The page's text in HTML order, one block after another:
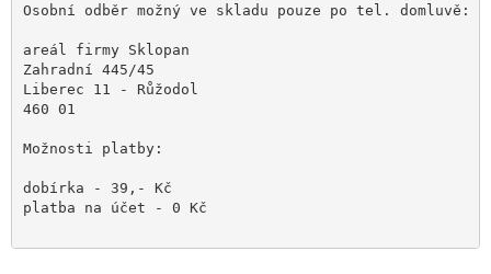
Osobní odběr možný ve skladu pouze po tel. domluvě:
areál firmy Sklopan
Zahradní 445/45
Liberec 11 - Růžodol
Možnosti platby:
dobírka - 39,- Kč
platba na účet - 0 Kč